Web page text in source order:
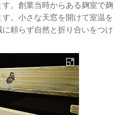
。創業当時からある麹室で麹
。小さな天窓を開けて室温を
頼らず自然と折り合いをつけ